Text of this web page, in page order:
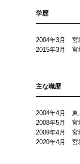
学歴
2004年3月 宮
2015年3月 宮
主な職歴
2004年4月 東
2008年5月 宮
2009年4月 宮
2020年4月 宮